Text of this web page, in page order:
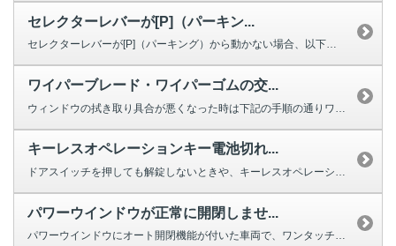
セレクターレバーが[P]（パーキン...
セレクターレバーが[P]（パーキング）から動かない場合、以下を確認してくだ...
ワイパーブレード・ワイパーゴムの交...
キーレスオペレーションキー電池切れ...
ドアスイッチを押しても解錠しないときや、キーレスオペレーションキーのボタン...
パワーウインドウが正常に開閉しませ...
パワーウインドウにオート開閉機能が付いた車両で、ワンタッチで完全に閉じ...